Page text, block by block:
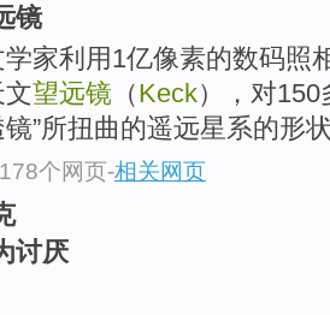
镜
学家利用1亿像素的数码照
望远镜 （Keck），对150
镜”所扭曲的遥远星系的形
个网页-相关网页
讨厌